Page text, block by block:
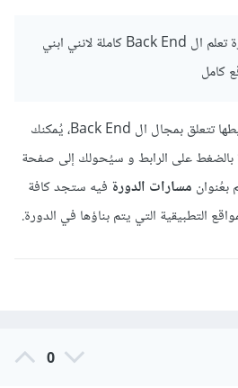
طيب هل يوجد لديكم دورة تعلم ال Back End كاملة لانني ابني
كامل
نعم فالدورات التي أرفقت روابطها تتعلق بمجال ال Back End، يُمكنك
بالضغط على الرابط و سيُحولك إلى صفحة
مسارات الدورة فيه ستجد كافة
التطبيقية التي يتم بناؤها في الدورة.
0